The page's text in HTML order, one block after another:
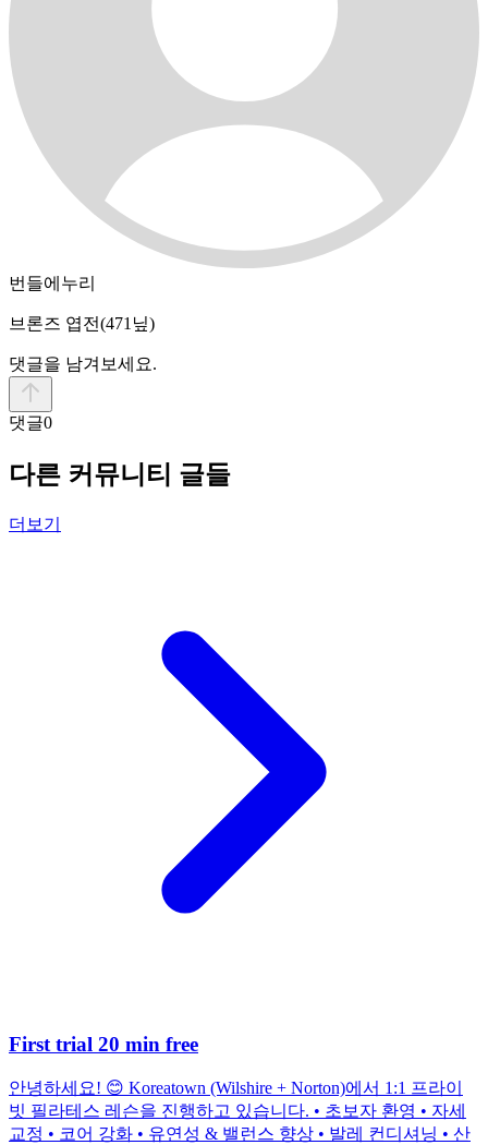
번들에누리
브론즈 엽전(471닢)
댓글을 남겨보세요.
댓글0
다른 커뮤니티 글들
더보기
First trial 20 min free
안녕하세요! 😊 Koreatown (Wilshire + Norton)에서 1:1 프라이
빗 필라테스 레슨을 진행하고 있습니다. • 초보자 환영 • 자세
교정 • 코어 강화 • 유연성 & 밸런스 향상 • 발레 컨디셔닝 • 산